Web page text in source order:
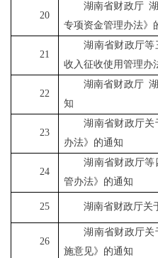
20
湖南省财政厅
专项资金管理办法》
21
湖南省财政厅等
收入征收使用管理办
22
湖南省财政厅
知
23
湖南省财政厅关
办法》的通知
24
湖南省财政厅等
管办法》的通知
25 湖南省财政厅关
26
湖南省财政厅关
施意见》的通知